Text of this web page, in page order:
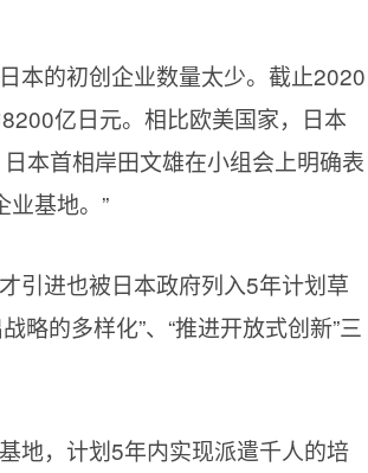
本的初创企业数量太少。截止2020
亿日元。相比欧美国家，日本
本首相岸田文雄在小组会上明确表
业基地。”
引进也被日本政府列入5年计划草
略的多样化”、“推进开放式创新”三
地，计划5年内实现派遣千人的培